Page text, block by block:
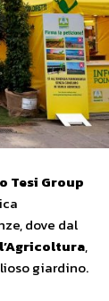
Tesi Group
dove dal
,
giardino.